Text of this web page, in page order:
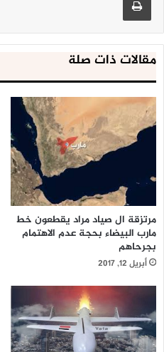
مقالات ذات صلة
مرتزقة ال صياد مراد يقطعون خط
مارب البيضاء بحجة عدم الاهتمام
بجرحاهم
أبريل 12, 2017